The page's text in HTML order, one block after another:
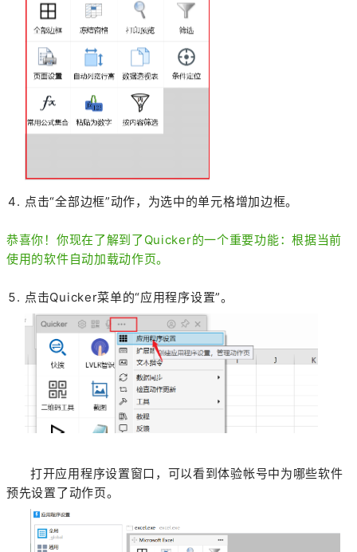
点击“全部边框”动作，为选中的单元格增加边框。
恭喜你！你现在了解到了Quicker的一个重要功能：根据当前
使用的软件自动加载动作页。
点击Quicker菜单的“应用程序设置”。
打开应用程序设置窗口，可以看到体验帐号中为哪些软件
预先设置了动作页。